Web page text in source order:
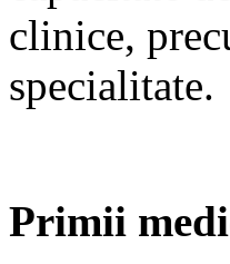
clinice,
specialitate.
Primii